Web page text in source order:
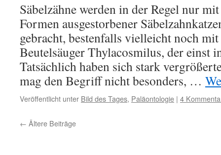
Säbelzähne werden in der Regel nur
Formen ausgestorbener
gebracht, bestenfalls vielleicht noch
Beutelsäuger Thylacosmilus, der einst
Tatsächlich haben sich stark
mag den Begriff nicht besonders, …
Veröffentlicht unter Bild des Tages, Paläontologie | 4
← Ältere Beiträge